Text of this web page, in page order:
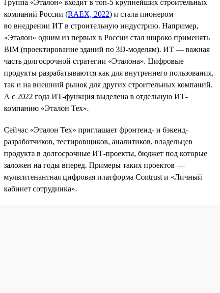
Группа «Эталон» входит в топ-5 крупнейших строительных
компаний России (RAEX, 2022) и стала пионером
во внедрении ИТ в строительную индустрию. Например,
«Эталон» одним из первых в России стал широко применять
BIM (проектирование зданий по 3D-моделям). ИТ — важная
часть долгосрочной стратегии «Эталона». Цифровые
продукты разрабатываются как для внутреннего пользования,
так и на внешний рынок для других строительных компаний.
А с 2022 года ИТ-функция выделена в отдельную ИТ-
компанию «Эталон Тех».
Сейчас «Эталон Тех» приглашает фронтенд- и бэкенд-
разработчиков, тестировщиков, аналитиков, владельцев
продукта в долгосрочные ИТ-проекты, бюджет под которые
заложен на годы вперед. Примеры таких проектов —
мультитенантная цифровая платформа Contrust и «Личный
кабинет сотрудника».